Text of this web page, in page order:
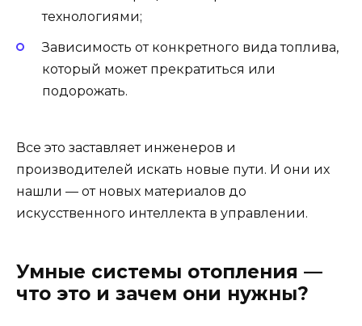
технологиями;
Зависимость от конкретного вида топлива,
который может прекратиться или
подорожать.
Все это заставляет инженеров и
производителей искать новые пути. И они их
нашли — от новых материалов до
искусственного интеллекта в управлении.
Умные системы отопления —
что это и зачем они нужны?